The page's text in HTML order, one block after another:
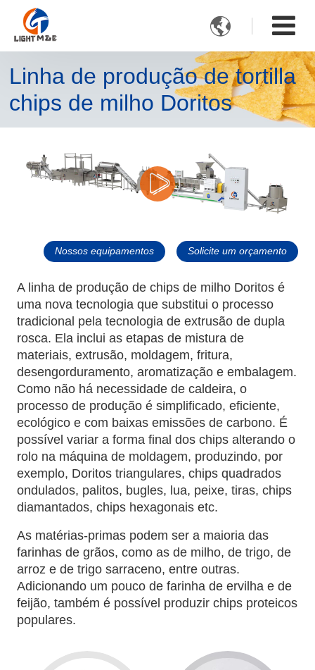

Linha de produção de tortilla
chips de milho Doritos
Solicite um orçamento
Nossos equipamentos
A linha de produção de chips de milho Doritos é
uma nova tecnologia que substitui o processo
tradicional pela tecnologia de extrusão de dupla
rosca. Ela inclui as etapas de mistura de
materiais, extrusão, moldagem, fritura,
desengorduramento, aromatização e embalagem.
Como não há necessidade de caldeira, o
processo de produção é simplificado, eficiente,
ecológico e com baixas emissões de carbono. É
possível variar a forma final dos chips alterando o
rolo na máquina de moldagem, produzindo, por
exemplo, Doritos triangulares, chips quadrados
ondulados, palitos, bugles, lua, peixe, tiras, chips
diamantados, chips hexagonais etc.
As matérias-primas podem ser a maioria das
farinhas de grãos, como as de milho, de trigo, de
arroz e de trigo sarraceno, entre outras.
Adicionando um pouco de farinha de ervilha e de
feijão, também é possível produzir chips proteicos
populares.